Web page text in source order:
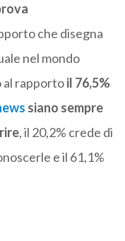
che disegna
nel mondo
al rapportoil 76,5%
siano sempre
, il 20,2% crede di
e il 61,1%